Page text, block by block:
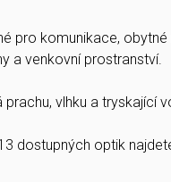
pro komunikace, obytné
a venkovní prostranství.
vlhku a tryskající
dostupných optik